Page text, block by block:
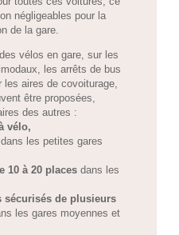
négligeables pour la
de la gare.
vélos en gare, sur les
les arrêts de bus
les aires de covoiturage,
nt être proposées,
des autres :
vélo,
dans les petites gares
10 à 20 places dans les
de plusieurs
les gares moyennes et